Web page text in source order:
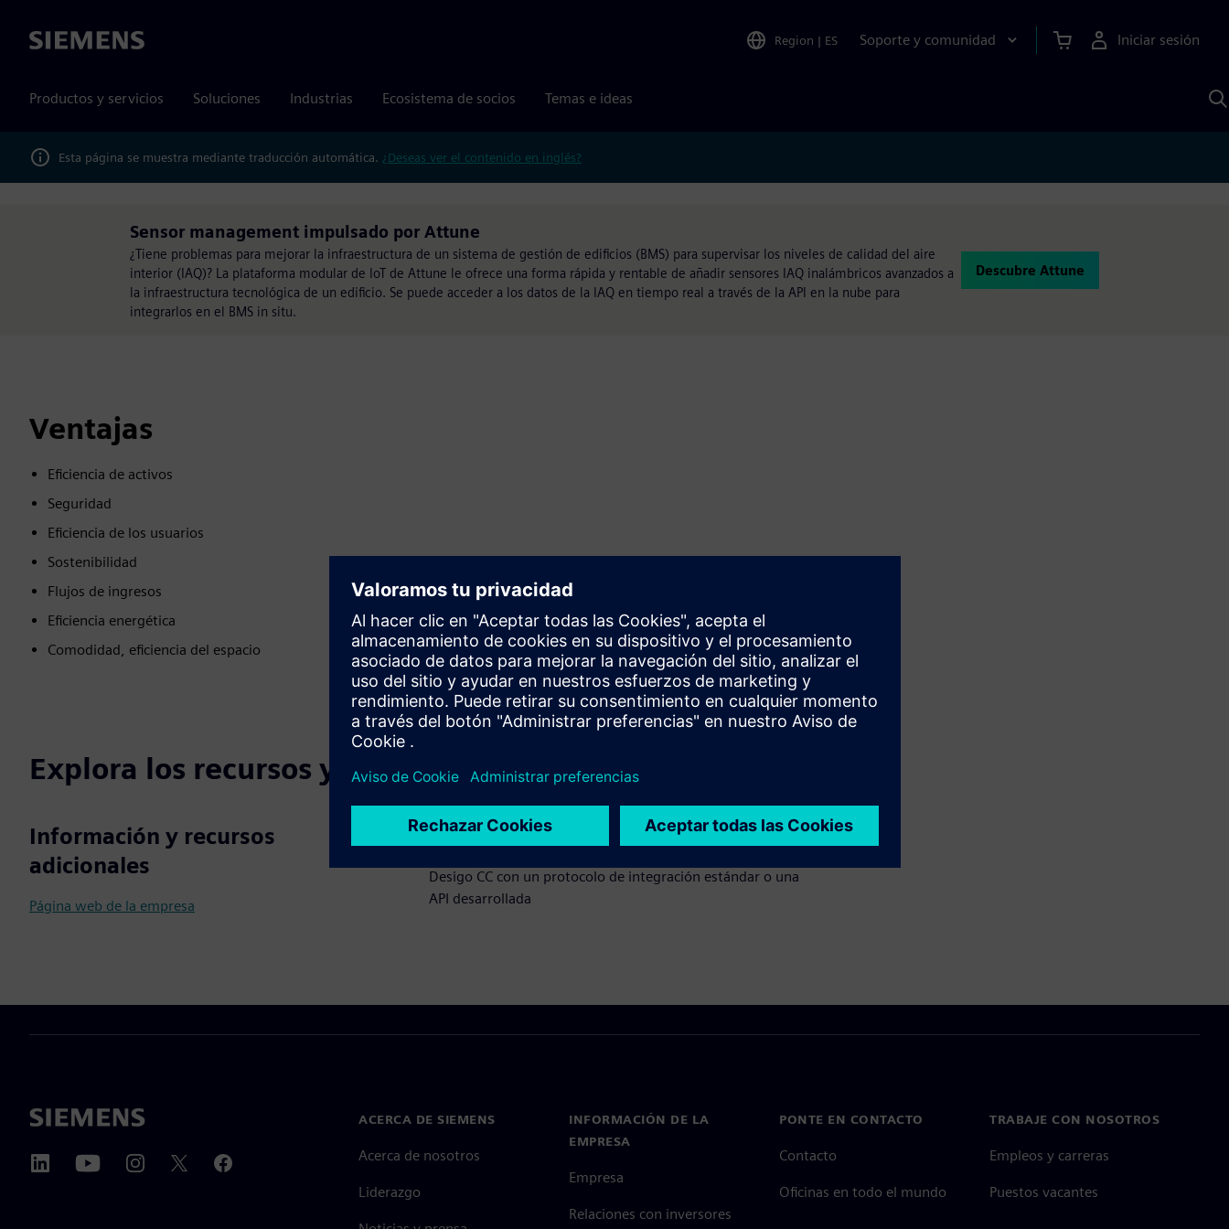
Siemens Region | ES Soporte y comunidad Iniciar sesión
Productos y servicios Soluciones Industrias Ecosistema de socios Temas e ideas
Esta página se muestra mediante traducción automática. ¿Deseas ver el contenido en inglés?
Sensor management impulsado por Attune
¿Tiene problemas para mejorar la infraestructura de un sistema de gestión de edificios (BMS) para supervisar los niveles de calidad del aire
interior (IAQ)? La plataforma modular de IoT de Attune le ofrece una forma rápida y rentable de añadir sensores IAQ inalámbricos avanzados a
la infraestructura tecnológica de un edificio. Se puede acceder a los datos de la IAQ en tiempo real a través de la API en la nube para
integrarlos en el BMS in situ.
Descubre Attune
Ventajas
Eficiencia de activos
Seguridad
Eficiencia de los usuarios
Sostenibilidad
Flujos de ingresos
Eficiencia energética
Comodidad, eficiencia del espacio
Explora los recursos y los productos relacionados
Información y recursos
adicionales
Página web de la empresa
Requisitos previos
Desigo CC con un protocolo de integración estándar o una
API desarrollada
ACERCA DE SIEMENS
Acerca de nosotros
Liderazgo
INFORMACIÓN DE LA
EMPRESA
Empresa
Relaciones con inversores
PONTE EN CONTACTO
Contacto
Oficinas en todo el mundo
TRABAJE CON NOSOTROS
Empleos y carreras
Puestos vacantes